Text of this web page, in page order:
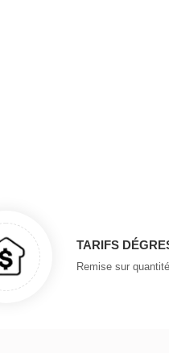
TARIFS
Remise sur quantité